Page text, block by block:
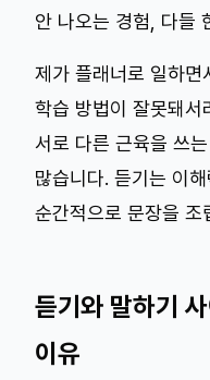
안 나오는 경험, 다들
제가 플래너로 일하
학습 방법이 잘못돼서
서로 다른 근육을 쓰
많습니다. 듣기는 이
순간적으로 문장을 조
듣기와 말하기
이유